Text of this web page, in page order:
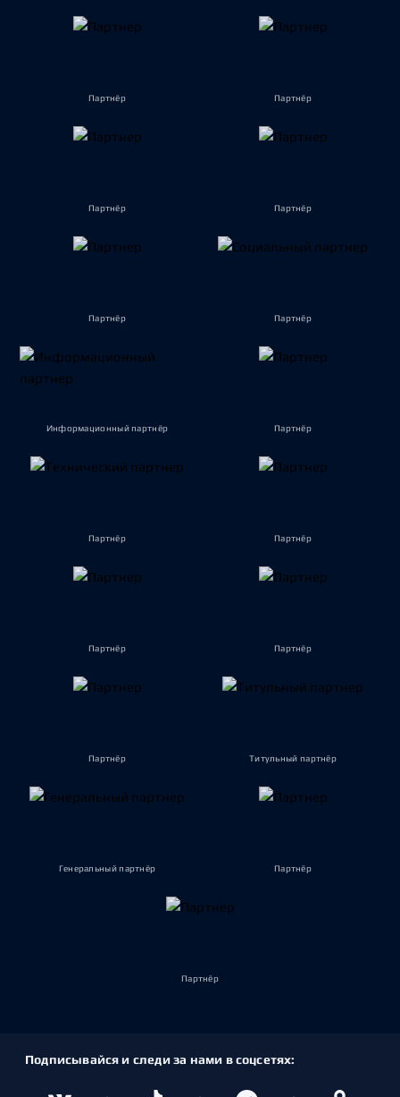
Партнёр Партнёр
Партнёр Партнёр
Партнёр Партнёр
Информационный партнёр Партнёр
Партнёр Партнёр
Партнёр Партнёр
Партнёр Титульный партнёр
Генеральный партнёр Партнёр
Партнёр
Подписывайся и следи за нами в соцсетях: